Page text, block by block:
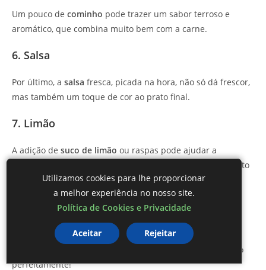
Um pouco de cominho pode trazer um sabor terroso e
aromático, que combina muito bem com a carne.
6. Salsa
Por último, a salsa fresca, picada na hora, não só dá frescor,
mas também um toque de cor ao prato final.
7. Limão
A adição de suco de limão ou raspas pode ajudar a
equilibrar a gordura da carne com acidez, deixando o prato
mais leve.
Te Agradecemos por Nos Acompanhar!
Esperamos que você tenha gostado de descobrir os
e as dicas para prepará-lo
perfeitamente!
Utilizamos cookies para lhe proporcionar
a melhor experiência no nosso site.
Política de Cookies e Privacidade
Aceitar Rejeitar